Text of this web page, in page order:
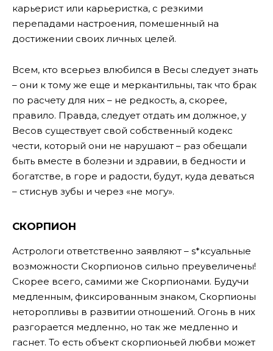
карьерист или карьеристка, с резкими
перепадами настроения, помешенный на
достижении своих личных целей.
Всем, кто всерьез влюбился в Весы следует знать
– они к тому же еще и меркантильны, так что брак
по расчету для них – не редкость, а, скорее,
правило. Правда, следует отдать им должное, у
Весов существует свой собственный кодекс
чести, который они не нарушают – раз обещали
быть вместе в болезни и здравии, в бедности и
богатстве, в горе и радости, будут, куда деваться
– стиснув зубы и через «не могу».
СКОРПИОН
Астрологи ответственно заявляют – s*ксуальные
возможности Скорпионов сильно преувеличены!
Скорее всего, самими же Скорпионами. Будучи
медленным, фиксированным знаком, Скорпионы
неторопливы в развитии отношений. Огонь в них
разгорается медленно, но так же медленно и
гаснет. То есть объект скорпионьей любви может